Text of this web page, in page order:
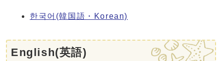
한국어(韓国語・Korean)
English(英語)